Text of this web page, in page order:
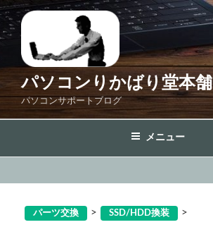
コ
ン
テ
ス
プ
パソコンりかばり堂本舗
パソコンサポートブログ
メニュー
パーツ交換 > SSD/HDD換装 >